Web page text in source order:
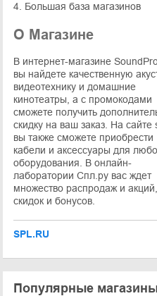
4. Большая база магазинов
О Магазине
В интернет-магазине
вы найдете качественную
видеотехнику и домашние
кинотеатры, а с промокодами
сможете получить
скидку на ваш заказ. На сайте
вы также сможете приобрести
кабели и аксессуары для
оборудования. В онлайн-
лаборатории Спл.ру вас ждет
множество распродаж и акций,
скидок и бонусов.
SPL.RU
Популярные